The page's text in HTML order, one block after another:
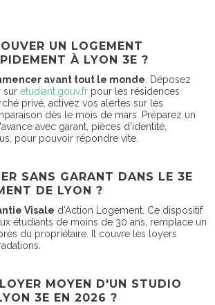
UN LOGEMENT
À LYON 3E ?
avant tout le monde . Déposez
sur etudiant.gouv.fr pour les résidences
privé, activez vos alertes sur les
dès le mois de mars. Préparez un
avec garant, pièces d'identité,
pour pouvoir répondre vite.
SANS GARANT DANS LE 3E
DE LYON ?
Visale d'Action Logement. Ce dispositif
étudiants de moins de 30 ans, remplace un
du propriétaire. Il couvre les loyers
MOYEN D'UN STUDIO
3E EN 2026 ?